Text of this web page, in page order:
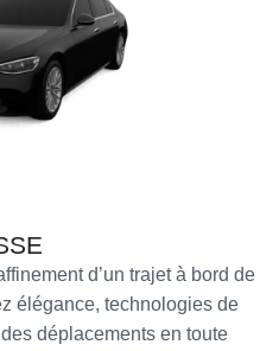
d’un trajet à bord de
élégance, technologies de
déplacements en toute